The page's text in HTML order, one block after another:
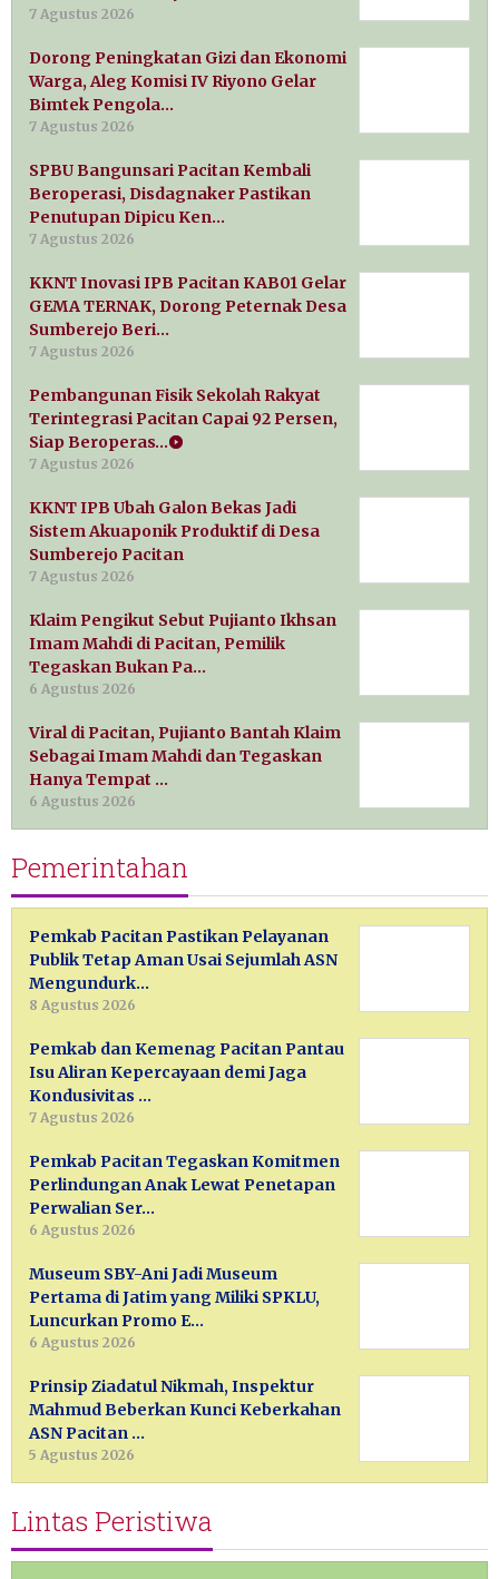
7 Agustus 2026
Dorong Peningkatan Gizi dan Ekonomi
Warga, Aleg Komisi IV Riyono Gelar
Bimtek Pengola…
7 Agustus 2026
SPBU Bangunsari Pacitan Kembali
Beroperasi, Disdagnaker Pastikan
Penutupan Dipicu Ken…
7 Agustus 2026
KKNT Inovasi IPB Pacitan KAB01 Gelar
GEMA TERNAK, Dorong Peternak Desa
Sumberejo Beri…
7 Agustus 2026
Pembangunan Fisik Sekolah Rakyat
Terintegrasi Pacitan Capai 92 Persen,
Siap Beroperas…
7 Agustus 2026
KKNT IPB Ubah Galon Bekas Jadi
Sistem Akuaponik Produktif di Desa
Sumberejo Pacitan
7 Agustus 2026
Klaim Pengikut Sebut Pujianto Ikhsan
Imam Mahdi di Pacitan, Pemilik
Tegaskan Bukan Pa…
6 Agustus 2026
Viral di Pacitan, Pujianto Bantah Klaim
Sebagai Imam Mahdi dan Tegaskan
Hanya Tempat …
6 Agustus 2026
Pemerintahan
Pemkab Pacitan Pastikan Pelayanan
Publik Tetap Aman Usai Sejumlah ASN
Mengundurk…
8 Agustus 2026
Pemkab dan Kemenag Pacitan Pantau
Isu Aliran Kepercayaan demi Jaga
Kondusivitas …
7 Agustus 2026
Pemkab Pacitan Tegaskan Komitmen
Perlindungan Anak Lewat Penetapan
Perwalian Ser…
6 Agustus 2026
Museum SBY-Ani Jadi Museum
Pertama di Jatim yang Miliki SPKLU,
Luncurkan Promo E…
6 Agustus 2026
Prinsip Ziadatul Nikmah, Inspektur
Mahmud Beberkan Kunci Keberkahan
ASN Pacitan …
5 Agustus 2026
Lintas Peristiwa